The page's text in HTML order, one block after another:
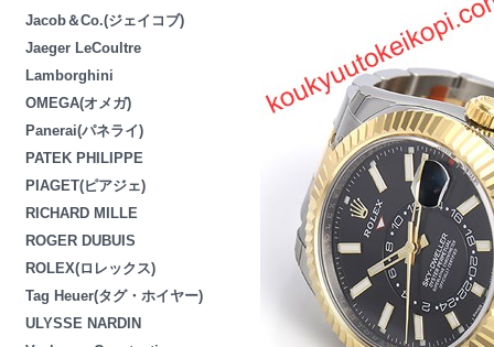
Jacob＆Co.(ジェイコブ)
Jaeger LeCoultre
Lamborghini
OMEGA(オメガ)
Panerai(パネライ)
PATEK PHILIPPE
PIAGET(ピアジェ)
RICHARD MILLE
ROGER DUBUIS
ROLEX(ロレックス)
Tag Heuer(タグ・ホイヤー)
ULYSSE NARDIN